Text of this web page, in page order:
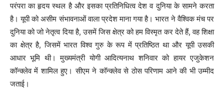
परंपरा का हृदय स्थल है और इसका प्रतिनिधित्व देश व दुनिया के सामने करता
है। यूपी को असीम संभावनाओं वाला प्रदेश माना गया है। भारत ने वैश्विक मंच पर
दुनिया को जो नेतृत्व दिया है, उसमें जिस क्षेत्र को हम विस्मृत कर देते हैं, वह शिक्षा
का क्षेत्र है, जिसमें भारत विश्व गुरु के रूप में प्रतिष्ठित था और यूपी उसकी
आधार भूमि थी। मुख्यमंत्री योगी आदित्यनाथ शनिवार को हायर एजुकेशन
कॉन्क्लेव में शामिल हुए। सीएम ने कॉन्क्लेव से ठोस परिणाम आने की भी उम्मीद
जताई।